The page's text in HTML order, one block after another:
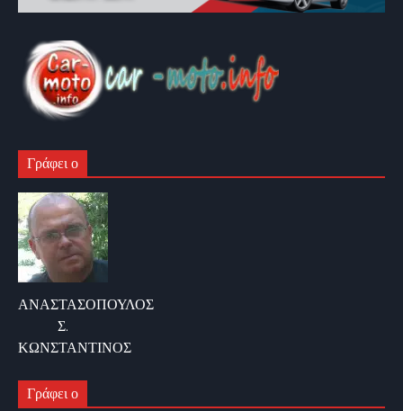
Γράφει ο
ΑΝΑΣΤΑΣΟΠΟΥΛΟΣ
Σ.
ΚΩΝΣΤΑΝΤΙΝΟΣ
Γράφει ο